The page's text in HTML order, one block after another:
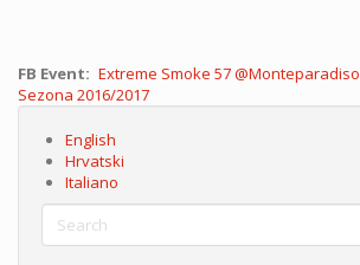
FB Event
Extreme Smoke 57 @Monteparadiso
Sezona
Sezona 2016/2017
English
Hrvatski
Italiano
Search
Search